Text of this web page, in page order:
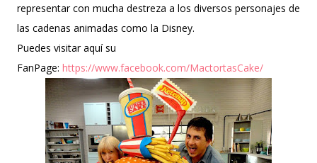
representar con mucha destreza a los diversos personajes de
las cadenas animadas como la Disney.
Puedes visitar aquí su
FanPage: https://www.facebook.com/MactortasCake/